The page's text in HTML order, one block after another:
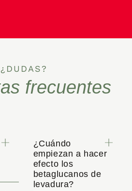
¿DUDAS?
frecuentes
¿Cuándo
empiezan a hacer
efecto los
betaglucanos de
levadura?